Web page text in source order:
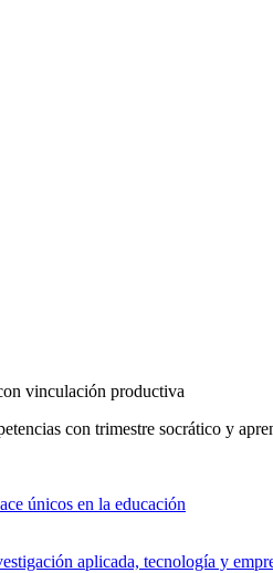
vinculación productiva
con trimestre socrático y
únicos en la educación
aplicada, tecnología y